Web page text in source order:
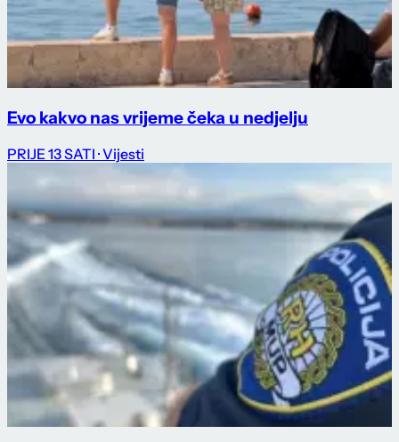
Evo kakvo nas vrijeme čeka u nedjelju
PRIJE 13 SATI · Vijesti